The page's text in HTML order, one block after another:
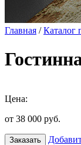
Главная /Каталог
Цена:
от 38 000 руб.
Заказать